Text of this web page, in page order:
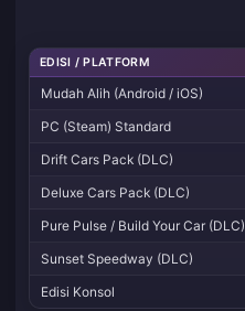
EDISI / PLATFORM
Mudah Alih (Android / iOS)
PC (Steam) Standard
Drift Cars Pack (DLC)
Deluxe Cars Pack (DLC)
Pure Pulse / Build Your Car (DLC)
Sunset Speedway (DLC)
Edisi Konsol